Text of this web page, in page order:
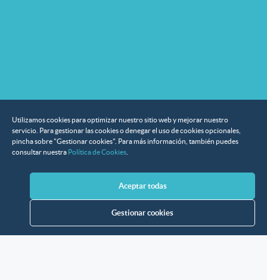
Utilizamos cookies para optimizar nuestro sitio web y mejorar nuestro
servicio. Para gestionar las cookies o denegar el uso de cookies opcionales,
pincha sobre "Gestionar cookies". Para más información, también puedes
consultar nuestra Política de Cookies
Aceptar todas
Gestionar cookies